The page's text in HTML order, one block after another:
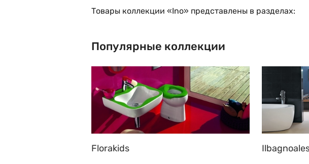
Товары коллекции «Ino» представлены в разделах:
Популярные коллекции
Florakids